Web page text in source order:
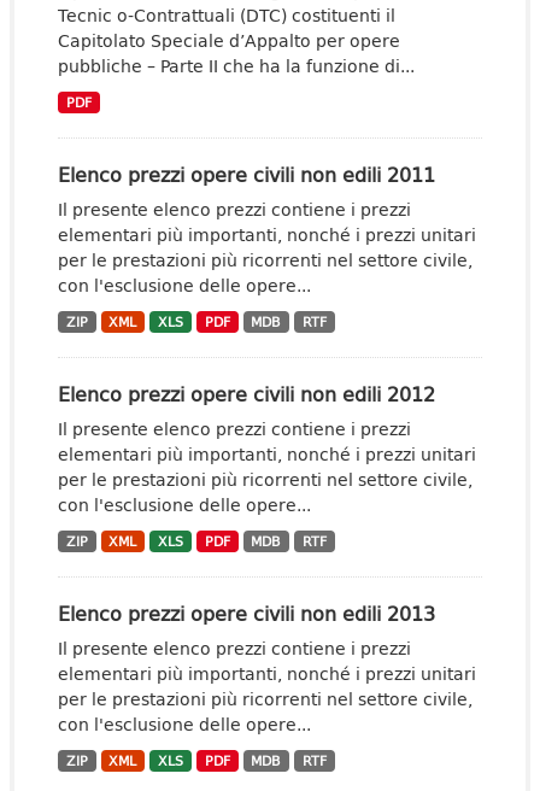
Tecnic o-Contrattuali (DTC) costituenti il
Capitolato Speciale d’Appalto per opere
pubbliche – Parte II che ha la funzione di...
PDF
Elenco prezzi opere civili non edili 2011
Il presente elenco prezzi contiene i prezzi
elementari più importanti, nonché i prezzi unitari
per le prestazioni più ricorrenti nel settore civile,
con l'esclusione delle opere...
ZIP XML XLS PDF MDB RTF
Elenco prezzi opere civili non edili 2012
Il presente elenco prezzi contiene i prezzi
elementari più importanti, nonché i prezzi unitari
per le prestazioni più ricorrenti nel settore civile,
con l'esclusione delle opere...
ZIP XML XLS PDF MDB RTF
Elenco prezzi opere civili non edili 2013
Il presente elenco prezzi contiene i prezzi
elementari più importanti, nonché i prezzi unitari
per le prestazioni più ricorrenti nel settore civile,
con l'esclusione delle opere...
ZIP XML XLS PDF MDB RTF